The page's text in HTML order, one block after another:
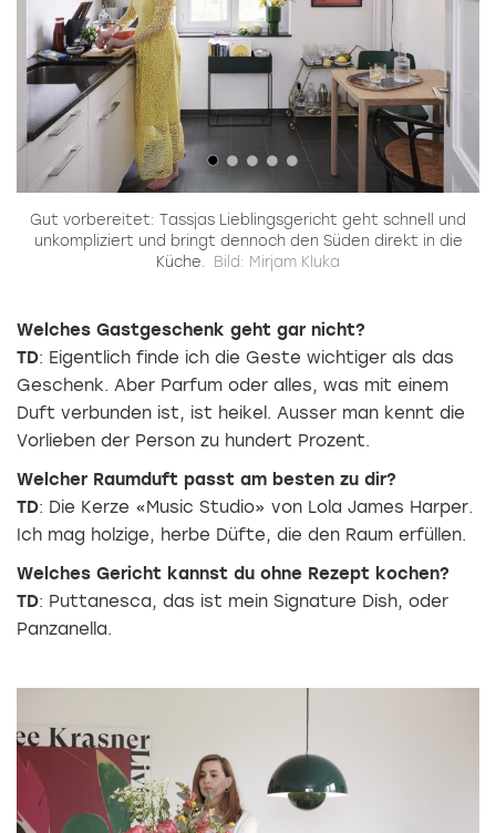
Gut vorbereitet: Tassjas Lieblingsgericht geht schnell und
unkompliziert und bringt dennoch den Süden direkt in die
Küche.
Bild: Mirjam Kluka
Welches Gastgeschenk geht gar nicht?
TD: Eigentlich finde ich die Geste wichtiger als das
Geschenk. Aber Parfum oder ­alles, was mit einem
Duft verbunden ist, ist heikel. Ausser man kennt die
Vorlieben der Person zu hundert Prozent.
Welcher Raumduft passt am besten zu dir?
TD: Die Kerze «Music Studio» von Lola James Harper.
Ich mag holzige, herbe Düfte, die den Raum erfüllen.
Welches Gericht kannst du ohne Rezept kochen?
TD: Puttanesca, das ist mein Signature Dish, oder
Panzanella.